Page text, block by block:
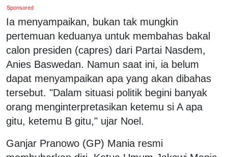
Sponsored
Ia menyampaikan, bukan tak mungkin
pertemuan keduanya untuk membahas bakal
calon presiden (capres) dari Partai Nasdem,
Anies Baswedan. Namun saat ini, ia belum
dapat menyampaikan apa yang akan dibahas
tersebut. "Dalam situasi politik begini banyak
orang menginterpretasikan ketemu si A apa
gitu, ketemu B gitu," ujar Noel.
Ganjar Pranowo (GP) Mania resmi